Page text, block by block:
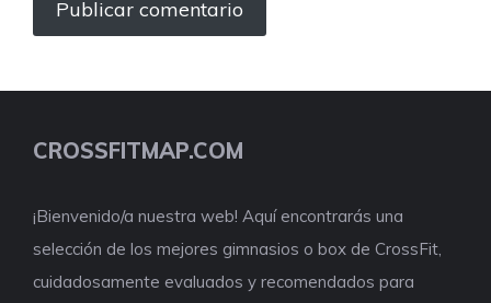
CROSSFITMAP.COM
¡Bienvenido/a nuestra web! Aquí encontrarás una
selección de los mejores gimnasios o box de CrossFit,
cuidadosamente evaluados y recomendados para